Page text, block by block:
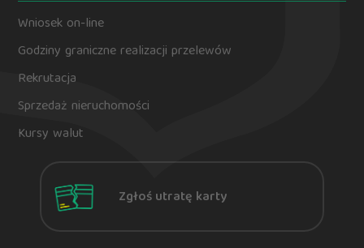
Wniosek on-line
Godziny graniczne realizacji przelewów
Rekrutacja
Sprzedaż nieruchomości
Kursy walut
Zgłoś utratę karty